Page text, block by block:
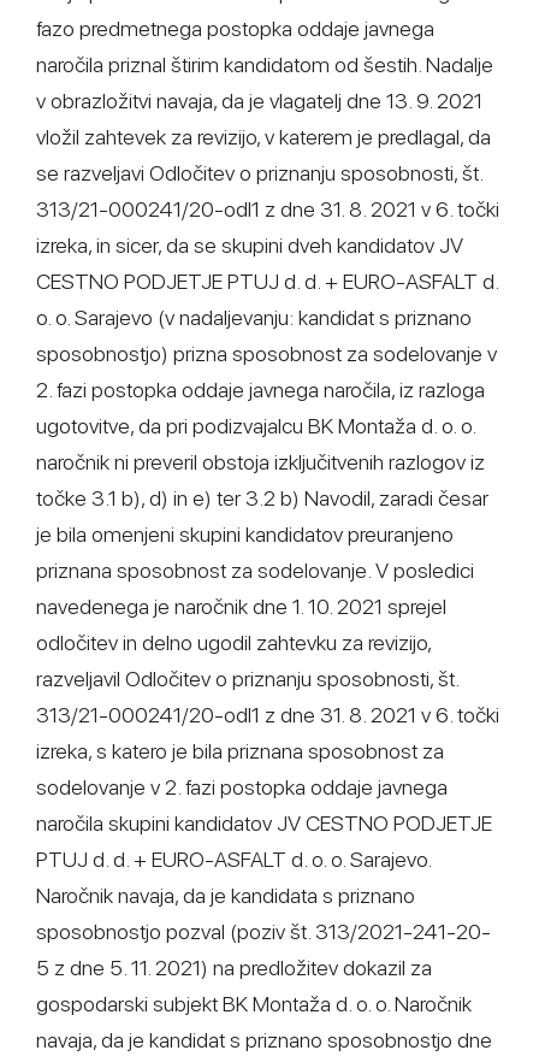
fazo predmetnega postopka oddaje javnega
naročila priznal štirim kandidatom od šestih. Nadalje
v obrazložitvi navaja, da je vlagatelj dne 13. 9. 2021
vložil zahtevek za revizijo, v katerem je predlagal, da
se razveljavi Odločitev o priznanju sposobnosti, št.
313/21-000241/20-odl1 z dne 31. 8. 2021 v 6. točki
izreka, in sicer, da se skupini dveh kandidatov JV
CESTNO PODJETJE PTUJ d. d. + EURO-ASFALT d.
o. o. Sarajevo (v nadaljevanju: kandidat s priznano
sposobnostjo) prizna sposobnost za sodelovanje v
2. fazi postopka oddaje javnega naročila, iz razloga
ugotovitve, da pri podizvajalcu BK Montaža d. o. o.
naročnik ni preveril obstoja izključitvenih razlogov iz
točke 3.1 b), d) in e) ter 3.2 b) Navodil, zaradi česar
je bila omenjeni skupini kandidatov preuranjeno
priznana sposobnost za sodelovanje. V posledici
navedenega je naročnik dne 1. 10. 2021 sprejel
odločitev in delno ugodil zahtevku za revizijo,
razveljavil Odločitev o priznanju sposobnosti, št.
313/21-000241/20-odl1 z dne 31. 8. 2021 v 6. točki
izreka, s katero je bila priznana sposobnost za
sodelovanje v 2. fazi postopka oddaje javnega
naročila skupini kandidatov JV CESTNO PODJETJE
PTUJ d. d. + EURO-ASFALT d. o. o. Sarajevo.
Naročnik navaja, da je kandidata s priznano
sposobnostjo pozval (poziv št. 313/2021-241-20-
5 z dne 5. 11. 2021) na predložitev dokazil za
gospodarski subjekt BK Montaža d. o. o. Naročnik
navaja, da je kandidat s priznano sposobnostjo dne